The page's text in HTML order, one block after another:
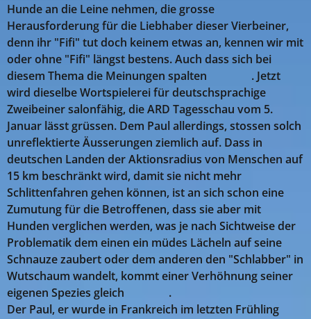
Hunde an die Leine nehmen, die grosse
Herausforderung für die Liebhaber dieser Vierbeiner,
denn ihr "Fifi" tut doch keinem etwas an, kennen wir mit
oder ohne "Fifi" längst bestens. Auch dass sich bei
diesem Thema die Meinungen spalten 😉🤔😥. Jetzt
wird dieselbe Wortspielerei für deutschsprachige
Zweibeiner salonfähig, die ARD Tagesschau vom 5.
Januar lässt grüssen. Dem Paul allerdings, stossen solch
unreflektierte Äusserungen ziemlich auf. Dass in
deutschen Landen der Aktionsradius von Menschen auf
15 km beschränkt wird, damit sie nicht mehr
Schlittenfahren gehen können, ist an sich schon eine
Zumutung für die Betroffenen, dass sie aber mit
Hunden verglichen werden, was je nach Sichtweise der
Problematik dem einen ein müdes Lächeln auf seine
Schnauze zaubert oder dem anderen den "Schlabber" in
Wutschaum wandelt, kommt einer Verhöhnung seiner
eigenen Spezies gleich 😡🤢🤬.
Der Paul, er wurde in Frankreich im letzten Frühling